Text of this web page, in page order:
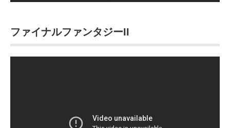
ファイナルファンタジーII